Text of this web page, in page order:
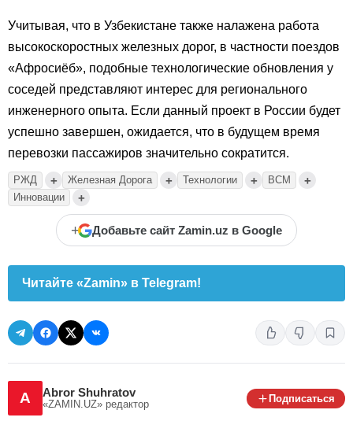
Учитывая, что в Узбекистане также налажена работа
высокоскоростных железных дорог, в частности поездов
«Афросиёб», подобные технологические обновления у
соседей представляют интерес для регионального
инженерного опыта. Если данный проект в России будет
успешно завершен, ожидается, что в будущем время
перевозки пассажиров значительно сократится.
РЖД + Железная Дорога + Технологии + ВСМ +
Инновации +
+ Добавьте сайт Zamin.uz в Google
Читайте «Zamin» в Telegram!
A Abror Shuhratov
«ZAMIN.UZ» редактор
Подписаться